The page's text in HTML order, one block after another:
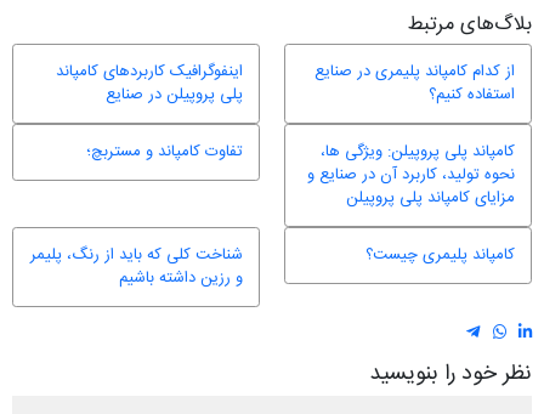
بلاگ‌های مرتبط
از کدام کامپاند پلیمری در صنایع
استفاده کنیم؟
اینفوگرافیک کاربردهای کامپاند
پلی پروپیلن در صنایع
کامپاند پلی پروپیلن: ویژگی ها،
نحوه تولید، کاربرد آن در صنایع و
مزایای کامپاند پلی پروپیلن
تفاوت کامپاند و مستربچ؛
کامپاند پلیمری چیست؟
شناخت کلی که باید از رنگ، پلیمر
و رزین داشته باشیم
نظر خود را بنویسید